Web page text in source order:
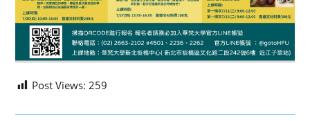
Post Views: 259